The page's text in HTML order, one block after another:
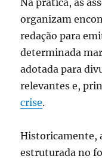
organizam
redação para
determinada
adotada para
relevantes e,
crise.
Historicamente,
estruturada no